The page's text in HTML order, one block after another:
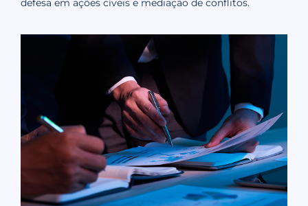
defesa em ações cíveis e mediação de conflitos.